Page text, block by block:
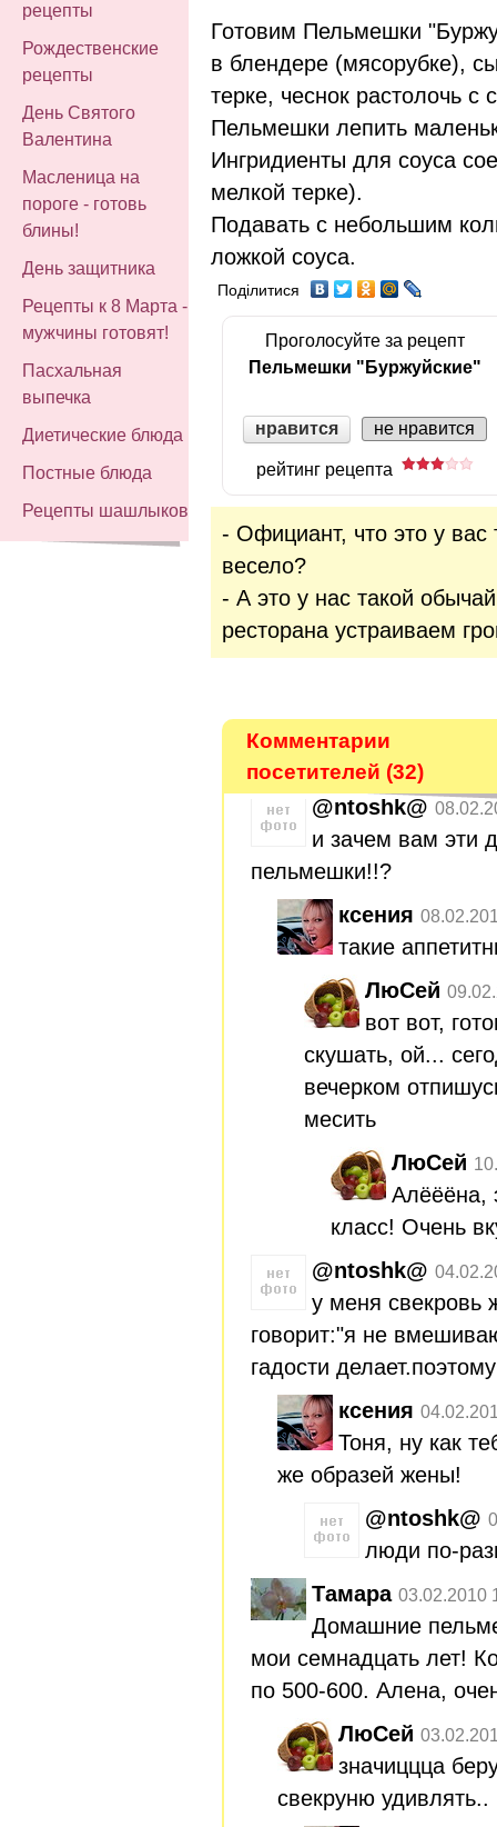
рецепты
Рождественские
рецепты
День Святого
Валентина
Масленица на
пороге - готовь
блины!
День защитника
Рецепты к 8 Марта -
мужчины готовят!
Пасхальная
выпечка
Диетические блюда
Постные блюда
Рецепты шашлыков
Готовим Пельмешки
в блендере (мясорубке),
терке, чеснок растолочь с
Пельмешки лепить
Ингридиенты для соуса
мелкой терке).
Подавать с небольшим
ложкой соуса.
Поділитися
Проголосуйте за рецепт
Пельмешки "Буржуйские"
нравится не нравится
рейтинг рецепта
- Официант, что это у вас
весело?
- А это у нас такой
ресторана устраиваем
Комментарии
посетителей (32)
@ntoshk@
и зачем вам эти
пельмешки!!?
ксения
такие
ЛюСей
вот вот,
скушать, ой...
вечерком
месить
ЛюСей
Алёёёна,
класс! Очень
@ntoshk@
у меня свекровь
говорит:"я не
гадости
ксения
Тоня, ну как
же образей жены!
@ntoshk@
люди по-
Тамара 03.02.2010
Домашние
мои семнадцать лет!
по 500-600. Алена,
ЛюСей
значиццца
свекруню удивлять..